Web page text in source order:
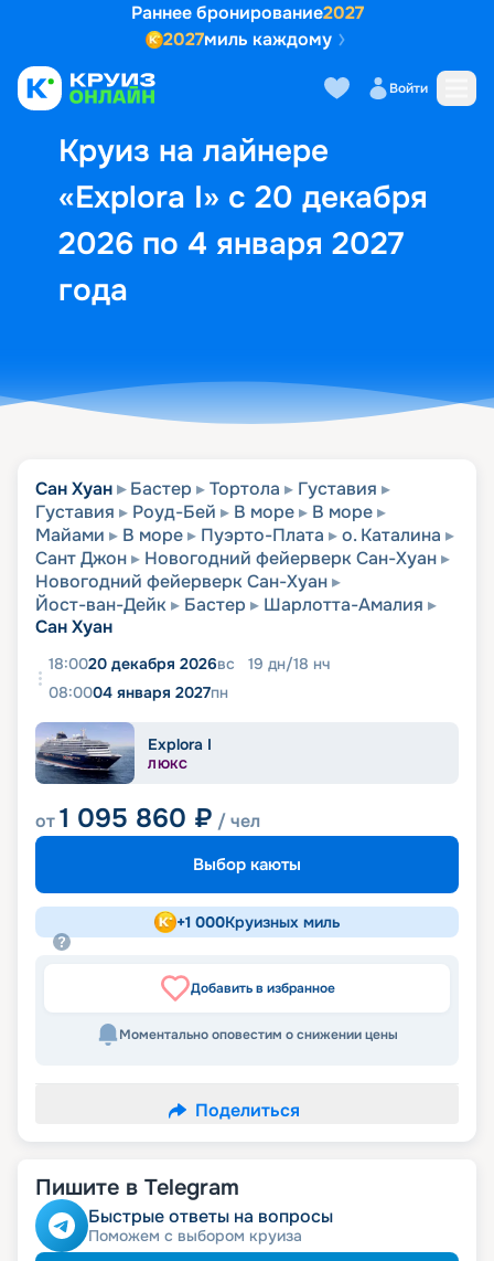
Раннее бронирование2027
2027миль каждому
Войти
Круиз на лайнере
«Explora I» с 20 декабря
2026 по 4 января 2027
года
Выбор кают Маршрут и
Сан Хуан Бастер Тортола
Густавия
Густавия
Роуд-Бей В море
В море
Майами
В море Пуэрто-Плата
о. Каталина
Сант Джон
Новогодний фейерверк Сан-Хуан
Новогодний фейерверк Сан-Хуан
Йост-ван-Дейк
Бастер
Шарлотта-Амалия
Сан Хуан
18:0020 декабря 2026вс 19 дн/18 нч
08:0004 января 2027пн
Explora I
ЛЮКС
от1 095 860 ₽ / чел
Выбор каюты
+1 000Круизных миль
Добавить в избранное
Моментально оповестим о снижении цены
Поделиться
Пишите в Telegram
Быстрые ответы на вопросы
Поможем с выбором круиза